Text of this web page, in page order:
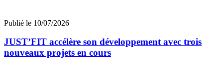
Publié le 10/07/2026
JUST’FIT accélère son développement avec trois
nouveaux projets en cours